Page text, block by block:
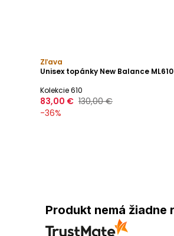
Zľava
Unisex topánky New Balance
Kolekcie 610
83,00 € 130,00 €
-36%
Produkt nemá žiadne